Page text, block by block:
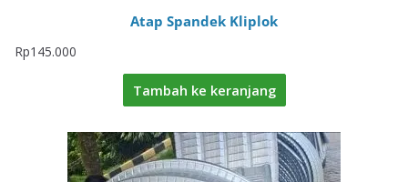
Atap Spandek Kliplok
Rp145.000
Tambah ke keranjang